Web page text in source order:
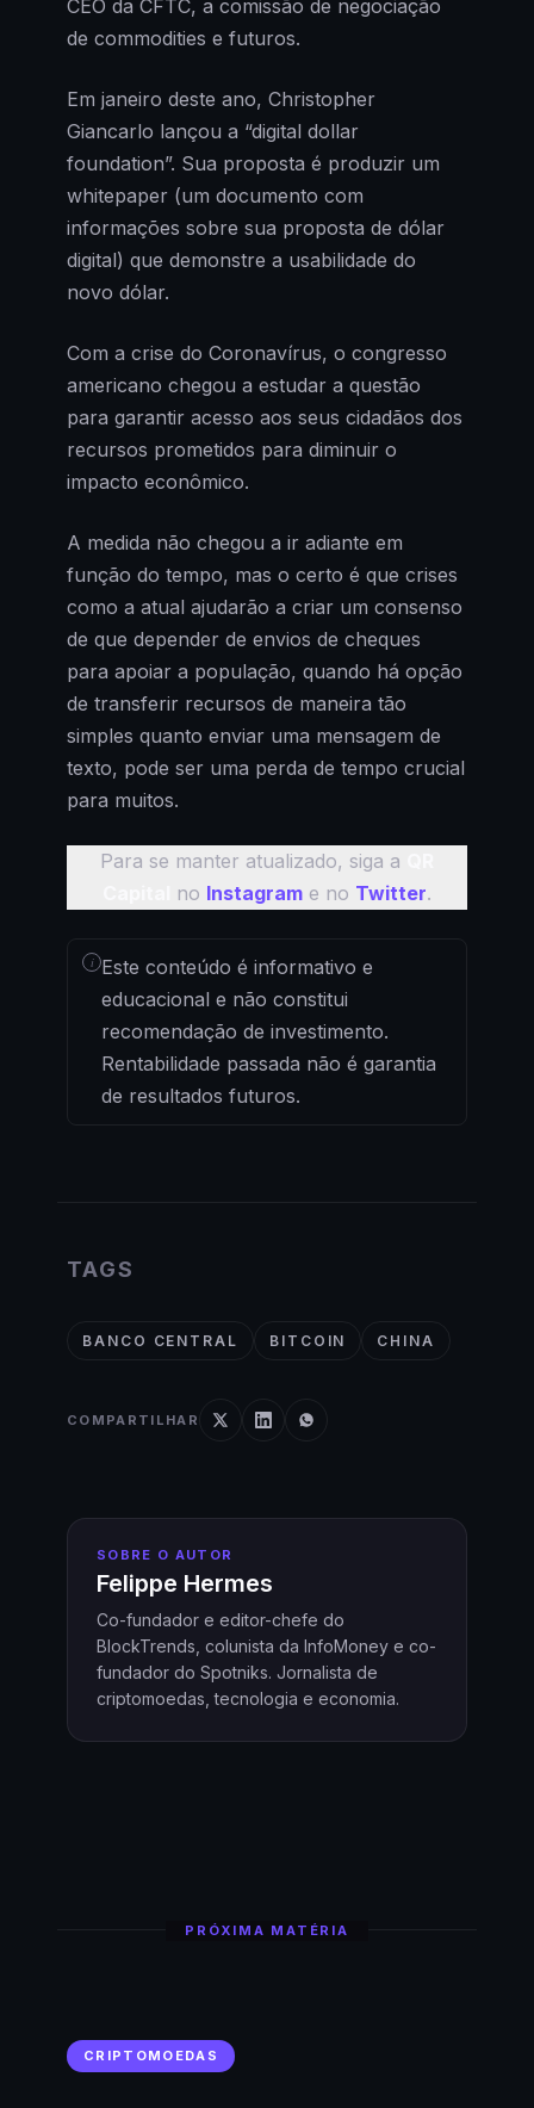
CEO da CFTC, a comissão de negociação
de commodities e futuros.
Em janeiro deste ano, Christopher
Giancarlo lançou a “digital dollar
foundation”. Sua proposta é produzir um
whitepaper (um documento com
informações sobre sua proposta de dólar
digital) que demonstre a usabilidade do
novo dólar.
Com a crise do Coronavírus, o congresso
americano chegou a estudar a questão
para garantir acesso aos seus cidadãos dos
recursos prometidos para diminuir o
impacto econômico.
A medida não chegou a ir adiante em
função do tempo, mas o certo é que crises
como a atual ajudarão a criar um consenso
de que depender de envios de cheques
para apoiar a população, quando há opção
de transferir recursos de maneira tão
simples quanto enviar uma mensagem de
texto, pode ser uma perda de tempo crucial
para muitos.
Para se manter atualizado, siga a
no Instagram e no Twitter.
i Este conteúdo é informativo e
educacional e não constitui
recomendação de investimento.
Rentabilidade passada não é garantia
de resultados futuros.
TAGS
BANCO CENTRAL BITCOIN CHINA
COMPARTILHAR
SOBRE O AUTOR
Felippe Hermes
Co-fundador e editor-chefe do
BlockTrends, colunista da InfoMoney e co-
fundador do Spotniks. Jornalista de
criptomoedas, tecnologia e economia.
PRÓXIMA MATÉRIA
CRIPTOMOEDAS